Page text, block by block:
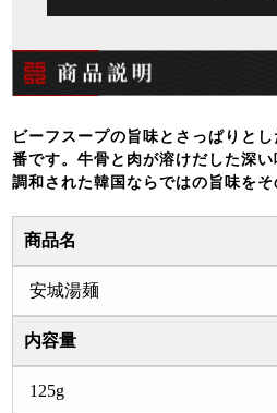
ビーフスープの旨味とさっぱりと
番です。牛骨と肉が溶けだした深
調和された韓国ならではの旨味をそ
商品名
安城湯麺
内容量
125g